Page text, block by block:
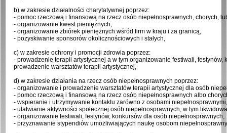
b) w zakresie działalności charytatywnej poprzez:
- pomoc rzeczową i finansową na rzecz osób niepełnosprawnych, chorych,
- organizowanie kwest pieniężnych,
- organizowanie zbiórek pieniężnych wśród firm w kraju i za granicą,
- pozyskiwanie sponsorów okolicznościowych i stałych,
c) w zakresie ochrony i promocji zdrowia poprzez:
- prowadzenie terapii artystycznej a w tym organizowanie festiwali,
prowadzenie warsztatów terapii artystycznej,
d) w zakresie działania na rzecz osób niepełnosprawnych poprzez:
- organizowanie i prowadzenie warsztatów terapii artystycznej dla osób
- pomoc rzeczową i finansową na rzecz osób niepełnosprawnych albo
- wspieranie i utrzymywanie kontaktu zarówno z osobami
- ułatwianie aktywności społecznej osób niepełnosprawnych, w tym
- organizowanie festiwali, festynów, konkursów dla osób niepełnosprawnych,
- przyznawanie stypendiów umożliwiających naukę osobom